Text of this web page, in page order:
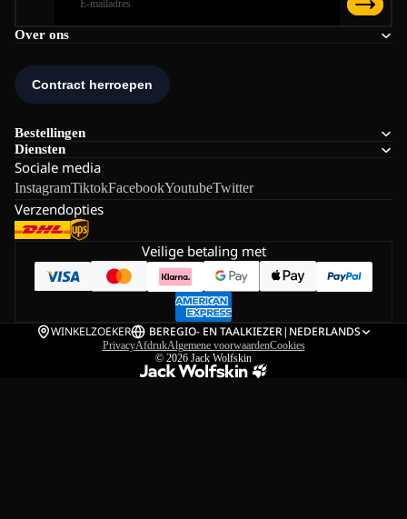
Over ons
Bestellingen
Diensten
Sociale media
InstagramTiktokFacebookYoutubeTwitter
Verzendopties
Veilige betaling met
WINKELZOEKER BEREGIO- EN TAALKIEZER| NEDERLANDS
PrivacyAfdrukAlgemene voorwaardenCookies
© 2026 Jack Wolfskin